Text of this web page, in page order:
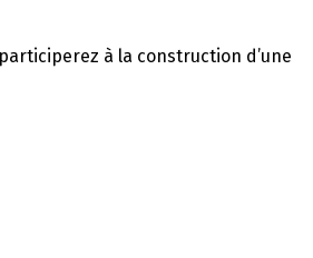
à la construction d’une